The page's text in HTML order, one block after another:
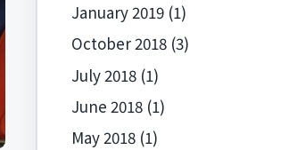
January 2019(1)
October 2018(3)
July 2018(1)
June 2018(1)
May 2018(1)